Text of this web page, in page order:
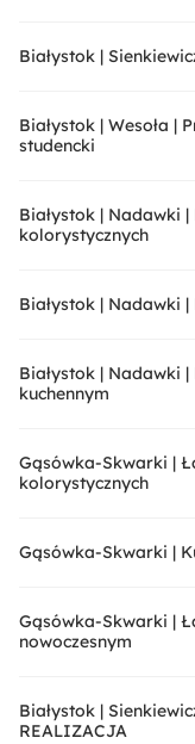
Białystok |
Białystok | Wesoła |
studencki
Białystok | Nadawki
kolorystycznych
Białystok | Nadawki
Białystok | Nadawki
kuchennym
Gąsówka-Skwarki |
kolorystycznych
Gąsówka-Skwarki |
Gąsówka-Skwarki |
nowoczesnym
Białystok |
REALIZACJA